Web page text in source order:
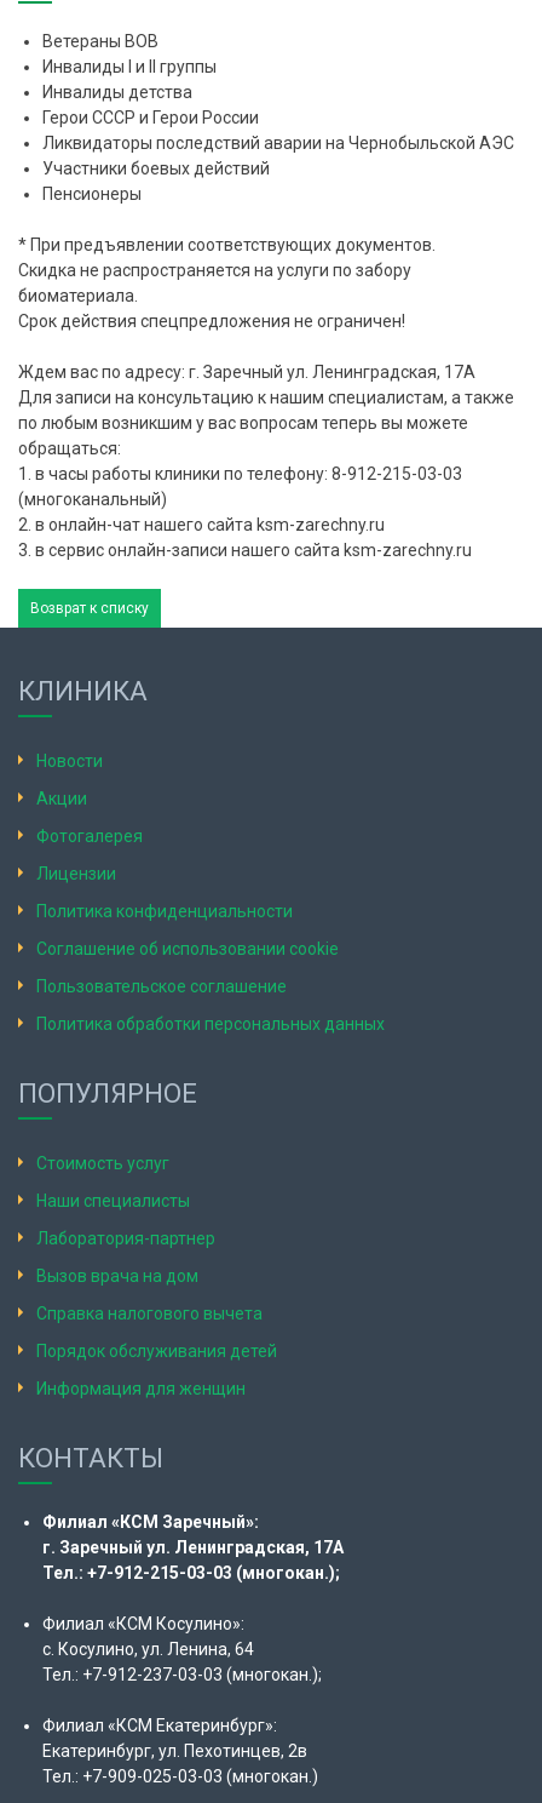
Ветераны ВОВ
Инвалиды I и II группы
Инвалиды детства
Герои СССР и Герои России
Ликвидаторы последствий аварии на Чернобыльской АЭС
Участники боевых действий
Пенсионеры
* При предъявлении соответствующих документов.
Скидка не распространяется на услуги по забору
биоматериала.
Срок действия спецпредложения не ограничен!
Ждем вас по адресу: г. Заречный ул. Ленинградская, 17А⠀
Для записи на консультацию к нашим специалистам, а также
по любым возникшим у вас вопросам теперь вы можете
обращаться:⠀
1. в часы работы клиники по телефону: 8-912-215-03-03
(многоканальный)⠀
2. в онлайн-чат нашего сайта ksm-zarechny.ru⠀
3. в сервис онлайн-записи нашего сайта ksm-zarechny.ru
Возврат к списку
КЛИНИКА
Новости
Акции
Фотогалерея
Лицензии
Политика конфиденциальности
Соглашение об использовании cookie
Пользовательское соглашение
Политика обработки персональных данных
ПОПУЛЯРНОЕ
Стоимость услуг
Наши специалисты
Лаборатория-партнер
Вызов врача на дом
Справка налогового вычета
Порядок обслуживания детей
Информация для женщин
КОНТАКТЫ
Филиал «КСМ Заречный»:
г. Заречный ул. Ленинградская, 17А
Тел.: +7-912-215-03-03 (многокан.);
Филиал «КСМ Косулино»:
с. Косулино, ул. Ленина, 64
Тел.: +7-912-237-03-03 (многокан.);
Филиал «КСМ Екатеринбург»:
Екатеринбург, ул. Пехотинцев, 2в
Тел.: +7-909-025-03-03 (многокан.)